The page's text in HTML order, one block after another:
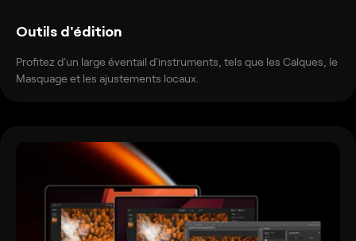
Outils d'édition
Profitez d'un large éventail d'instruments, tels que les Calques, le
Masquage et les ajustements locaux.